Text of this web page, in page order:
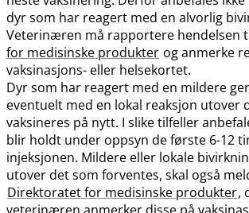
dyr som har reagert med en alvorlig
Veterinæren må rapportere hendelsen
for medisinske produkter og anmerke
vaksinasjons- eller helsekortet.
Dyr som har reagert med en mildere
eventuelt med en lokal reaksjon utover
vaksineres på nytt. I slike tilfeller
blir holdt under oppsyn de første 6-12
injeksjonen. Mildere eller lokale
utover det som forventes, skal også
Direktoratet for medisinske produkter,